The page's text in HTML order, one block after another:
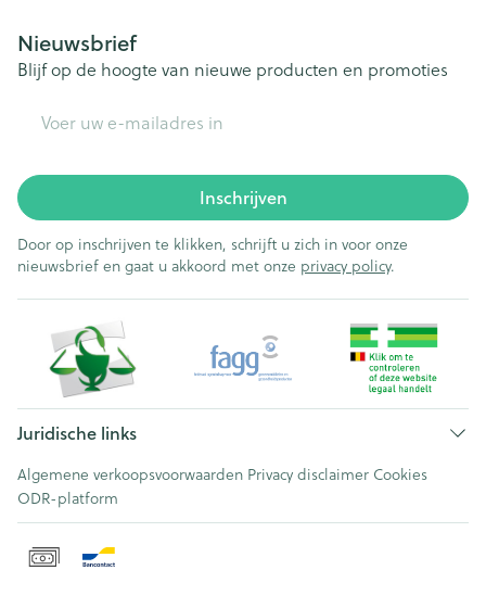
Nieuwsbrief
Blijf op de hoogte van nieuwe producten en promoties
Inschrijven
Door op inschrijven te klikken, schrijft u zich in voor onze
nieuwsbrief en gaat u akkoord met onze privacy policy.
Juridische links
Algemene verkoopsvoorwaarden Privacy disclaimer Cookies
ODR-platform